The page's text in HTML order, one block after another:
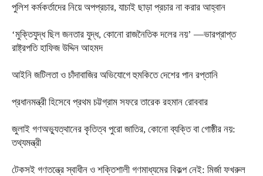
পুলিশ কর্মকর্তাদের নিয়ে অপপ্রচার, যাচাই ছাড়া প্রচার না করার আহ্বান
‘মুক্তিযুদ্ধ ছিল জনতার যুদ্ধ, কোনো রাজনৈতিক দলের নয়’ —ভারপ্রাপ্ত
রাষ্ট্রপতি হাফিজ উদ্দিন আহমদ
আইনি জটিলতা ও চাঁদাবাজির অভিযোগে হুমকিতে দেশের পান রপ্তানি
প্রধানমন্ত্রী হিসেবে প্রথম চট্টগ্রাম সফরে তারেক রহমান রোববার
জুলাই গণঅভ্যুত্থানের কৃতিত্ব পুরো জাতির, কোনো ব্যক্তি বা গোষ্ঠীর নয়:
তথ্যমন্ত্রী
টেকসই গণতন্ত্রে স্বাধীন ও শক্তিশালী গণমাধ্যমের বিকল্প নেই: মির্জা ফখরুল